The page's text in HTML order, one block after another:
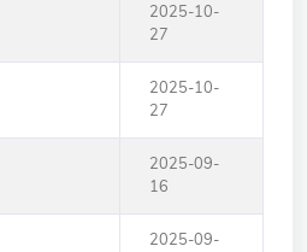
2025-10-
27
2025-10-
27
2025-09-
16
2025-09-